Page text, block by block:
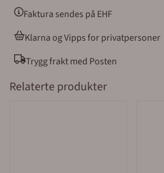
eksisterende skiltstolpe med 2 stk beslag 133179 , på
Faktura sendes på EHF
Klarna og Vipps for privatpersoner
Trygg frakt med Posten
Relaterte produkter